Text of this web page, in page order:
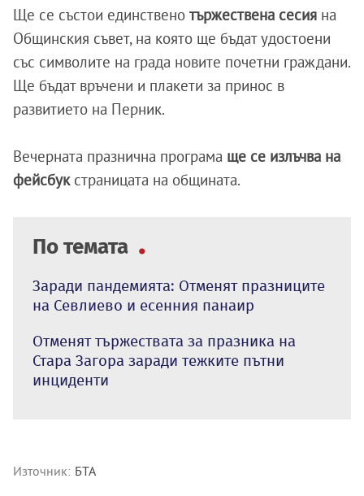
Ще се състои единствено тържествена сесия на
Общинския съвет, на която ще бъдат удостоени
със символите на града новите почетни граждани.
Ще бъдат връчени и плакети за принос в
развитието на Перник.
Вечерната празнична програма ще се излъчва на
фейсбук страницата на общината.
По темата
Заради пандемията: Отменят празниците
на Севлиево и есенния панаир
Отменят тържествата за празника на
Стара Загора заради тежките пътни
инциденти
Източник: БТА